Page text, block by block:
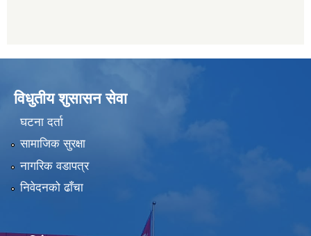
विधुतीय शुसासन सेवा
घटना दर्ता
सामाजिक सुरक्षा
नागरिक वडापत्र
निवेदनको ढाँचा